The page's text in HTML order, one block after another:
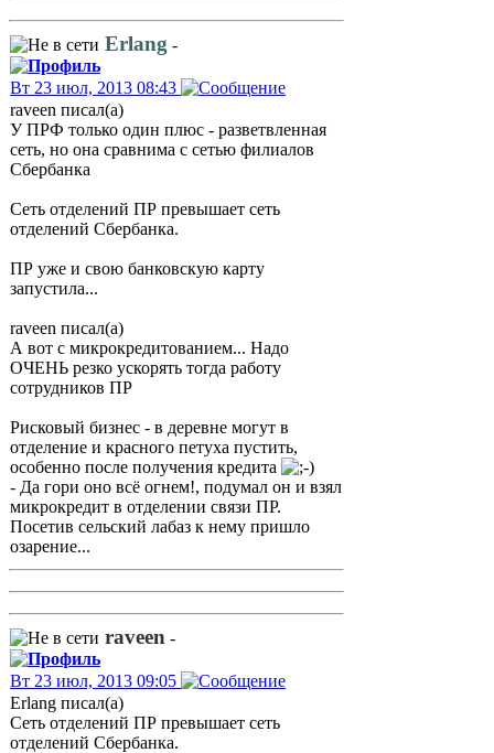
Erlang -
Вт 23 июл, 2013 08:43
raveen писал(а)
У ПРФ только один плюс - разветвленная
сеть, но она сравнима с сетью филиалов
Сбербанка
Сеть отделений ПР превышает сеть
отделений Сбербанка.
ПР уже и свою банковскую карту
запустила...
raveen писал(а)
А вот с микрокредитованием... Надо
ОЧЕНЬ резко ускорять тогда работу
сотрудников ПР
Рисковый бизнес - в деревне могут в
отделение и красного петуха пустить,
особенно после получения кредита
- Да гори оно всё огнем!, подумал он и взял
микрокредит в отделении связи ПР.
Посетив сельский лабаз к нему пришло
озарение...
raveen -
Вт 23 июл, 2013 09:05
Erlang писал(а)
Сеть отделений ПР превышает сеть
отделений Сбербанка.